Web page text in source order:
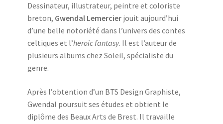
Dessinateur, illustrateur, peintre et coloriste
breton, Gwendal Lemercierjouit aujourd’hui
d’une belle notoriété dans l’univers des contes
celtiques et l’heroic fantasy. Il est l’auteur de
plusieurs albums chez Soleil, spécialiste du
genre.
Après l’obtention d’un BTS Design Graphiste,
Gwendal poursuit ses études et obtient le
diplôme des Beaux Arts de Brest. Il travaille